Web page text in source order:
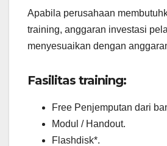
Apabila perusahaan
training, anggaran investasi
menyesuaikan dengan
Fasilitas training:
Free Penjemputan dari
Modul / Handout.
Flashdisk*.